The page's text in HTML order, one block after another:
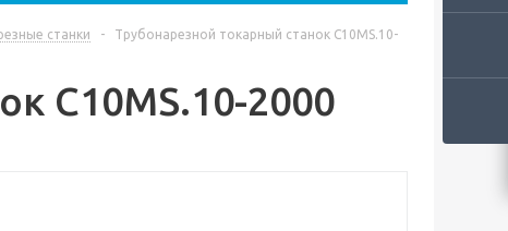
станки -
Трубонарезной токарный станок C10MS.10-
C10MS.10-2000